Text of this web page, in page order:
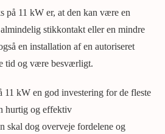
på 11 kW er, at den kan være en
stikkontakt eller en mindre
en installation af en autoriseret
tid og være besværligt.
11 kW en god investering for de fleste
hurtig og effektiv
skal dog overveje fordelene og